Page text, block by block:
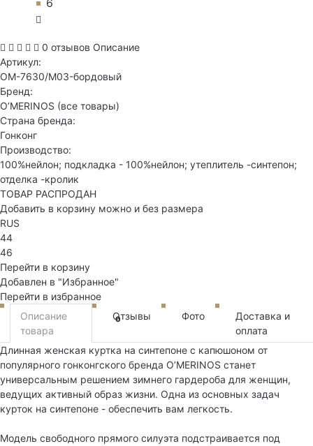
6
0 отзывов Описание
Артикул:
OM-7630/M03-бордовый
Бренд:
O’MERINOS (все товары)
Страна бренда:
Гонконг
Производство:
100%нейлон; подкладка - 100%нейлон; утеплитель -синтепон;
отделка -кролик
ТОВАР РАСПРОДАН
Добавить в корзину можно и без размера
RUS
44
46
Перейти в корзину
Добавлен в "Избранное"
Перейти в избранное
Описание
товара
Отзывы
0 Фото
Доставка и
оплата
Длинная женская куртка на синтепоне с капюшоном от
популярного гонконгского бренда O’MERINOS станет
универсальным решением зимнего гардероба для женщин,
ведущих активный образ жизни. Одна из основных задач
курток на синтепоне - обеспечить вам легкость.
Модель свободного прямого силуэта подстраивается под